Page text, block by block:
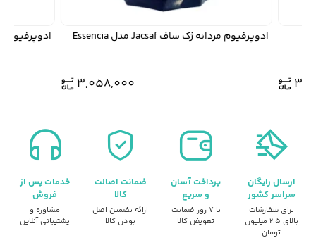
ادوپرفیوم مردانه ژک ساف Jacsaf مدل Essencia
3,058,000
ادوپرفیوم
ارسال رایگان
سراسر کشور
برای سفارشات
بالای ۲.۵ میلیون
تومان
پرداخت آسان
و سریع
تا ۷ روز ضمانت
تعویض کالا
ضمانت اصالت
کالا
ارائه تضمین اصل
بودن کالا
خدمات پس از
فروش
مشاوره و
پشتیبانی آنلاین